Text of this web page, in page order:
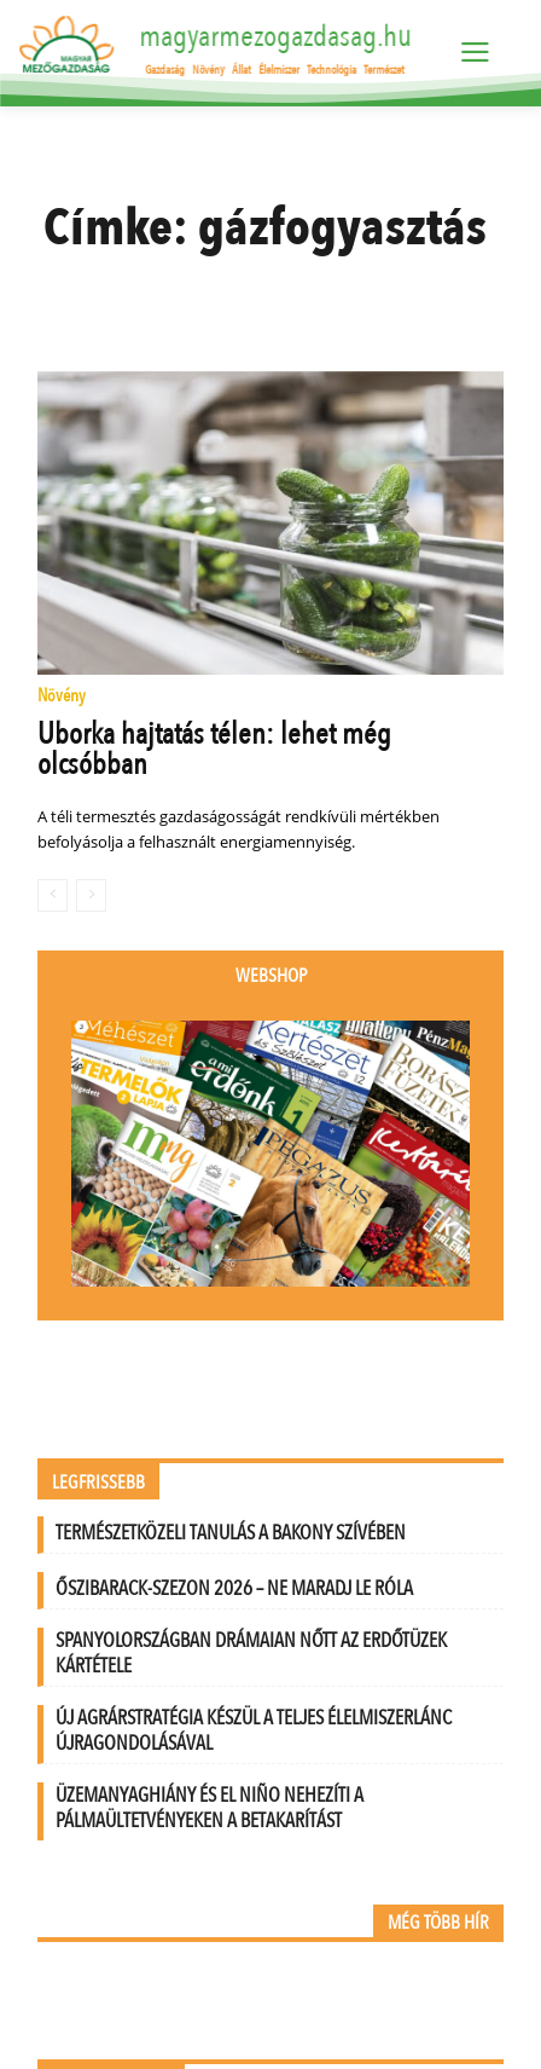
magyarmezogazdasag.hu
Gazdaság Növény Állat Élelmiszer Technológia Természet
Címke: gázfogyasztás
Növény
Uborka hajtatás télen: lehet még
olcsóbban
A téli termesztés gazdaságosságát rendkívüli mértékben
befolyásolja a felhasznált energiamennyiség.
WEBSHOP
LEGFRISSEBB
TERMÉSZETKÖZELI TANULÁS A BAKONY SZÍVÉBEN
ŐSZIBARACK-SZEZON 2026 – NE MARADJ LE RÓLA
SPANYOLORSZÁGBAN DRÁMAIAN NŐTT AZ ERDŐTÜZEK
KÁRTÉTELE
ÚJ AGRÁRSTRATÉGIA KÉSZÜL A TELJES ÉLELMISZERLÁNC
ÚJRAGONDOLÁSÁVAL
ÜZEMANYAGHIÁNY ÉS EL NIÑO NEHEZÍTI A
PÁLMAÜLTETVÉNYEKEN A BETAKARÍTÁST
MÉG TÖBB HÍR